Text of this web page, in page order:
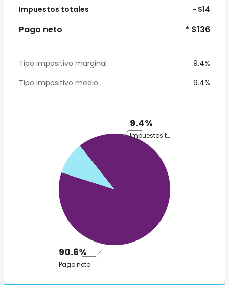
Impuestos totales - $14
Pago neto * $136
Tipo impositivo marginal
9.4%
Tipo impositivo medio
9.4%
9.4%
Impuestos totales
90.6%
Pago neto